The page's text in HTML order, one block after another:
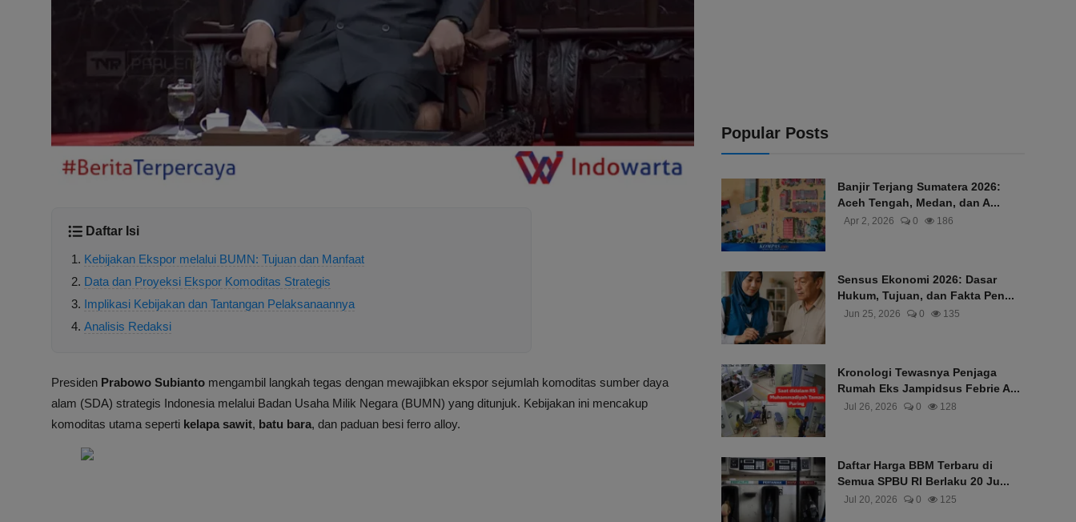
Daftar Isi
Kebijakan Ekspor melalui BUMN: Tujuan dan Manfaat
Data dan Proyeksi Ekspor Komoditas Strategis
Implikasi Kebijakan dan Tantangan Pelaksanaannya
Analisis Redaksi
Presiden Prabowo Subianto mengambil langkah tegas dengan mewajibkan ekspor sejumlah komoditas sumber daya
alam (SDA) strategis Indonesia melalui Badan Usaha Milik Negara (BUMN) yang ditunjuk. Kebijakan ini mencakup
komoditas utama seperti kelapa sawit, batu bara, dan paduan besi ferro alloy.
Popular Posts
Banjir Terjang Sumatera 2026:
Aceh Tengah, Medan, dan A...
Apr 2, 2026 0 186
Sensus Ekonomi 2026: Dasar
Hukum, Tujuan, dan Fakta Pen...
Jun 25, 2026 0 135
Kronologi Tewasnya Penjaga
Rumah Eks Jampidsus Febrie A...
Jul 26, 2026 0 128
Daftar Harga BBM Terbaru di
Semua SPBU RI Berlaku 20 Ju...
Jul 20, 2026 0 125